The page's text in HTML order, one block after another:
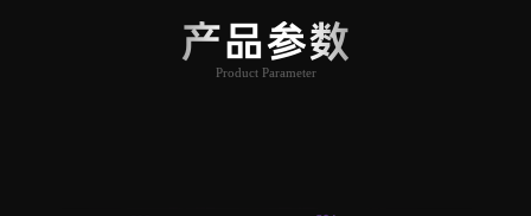
产品参数
Product Parameter